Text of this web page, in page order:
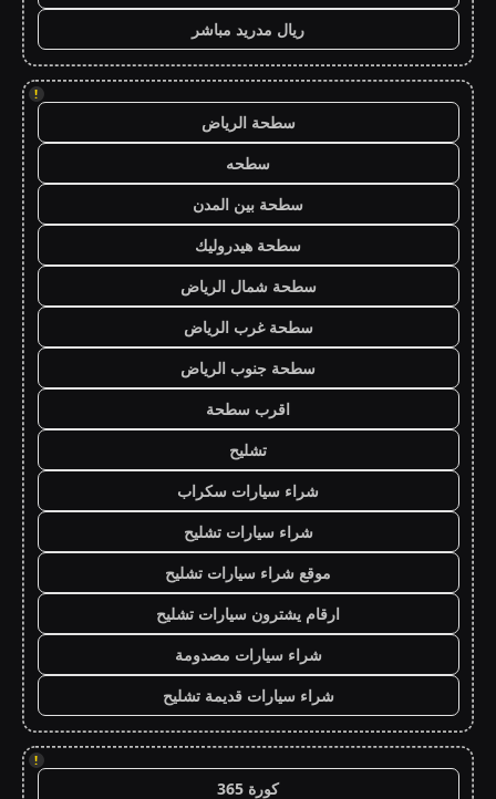
ريال مدريد مباشر
!
سطحة الرياض
سطحه
سطحة بين المدن
سطحة هيدروليك
سطحة شمال الرياض
سطحة غرب الرياض
سطحة جنوب الرياض
اقرب سطحة
تشليح
شراء سيارات سكراب
شراء سيارات تشليح
موقع شراء سيارات تشليح
ارقام يشترون سيارات تشليح
شراء سيارات مصدومة
شراء سيارات قديمة تشليح
!
كورة 365